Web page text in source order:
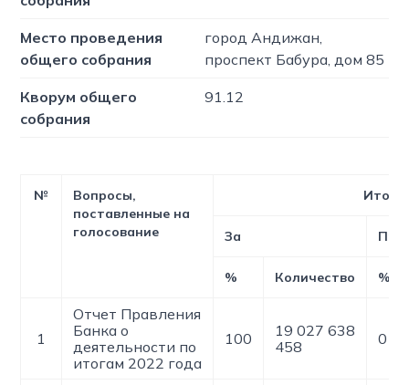
Место проведения
общего собрания
город Андижан,
проспект Бабура, дом 85
Кворум общего
собрания
91.12
№
Вопросы,
поставленные на
голосование
Итоги
За
% Количество %
1
Отчет Правления
Банка о
деятельности по
итогам 2022 года
100
19 027 638
458
0